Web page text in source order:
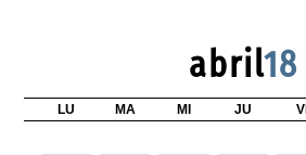
abril18
LU MA MI JU VI